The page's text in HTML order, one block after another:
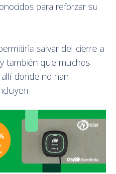
para reforzar su
salvar del cierre a
también que muchos
donde no han